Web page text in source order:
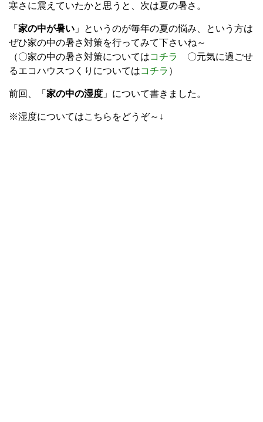
寒さに震えていたかと思うと、次は夏の暑さ。
「 家の中が暑い 」というのが毎年の夏の悩み、という方は
ぜひ家の中の暑さ対策を行ってみて下さいね～
（〇家の中の暑さ対策についてはコチラ 〇元気に過ごせ
るエコハウスつくりについてはコチラ ）
前回、「 家の中の湿度 」について書きました。
※湿度についてはこちらをどうぞ～↓